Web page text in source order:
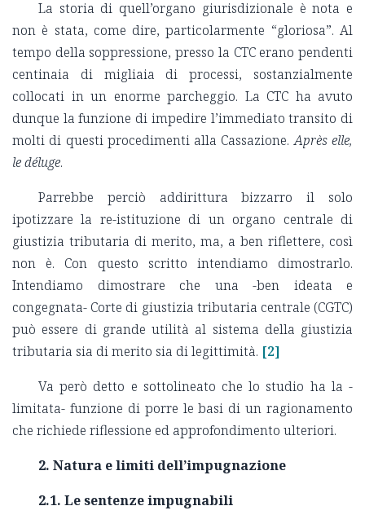
La storia di quell’organo giurisdizionale è nota e
non è stata, come dire, particolarmente “gloriosa”. Al
tempo della soppressione, presso la CTC erano pendenti
centinaia di migliaia di processi, sostanzialmente
collocati in un enorme parcheggio. La CTC ha avuto
dunque la funzione di impedire l’immediato transito di
molti di questi procedimenti alla Cassazione.Après elle,
le déluge.
Parrebbe perciò addirittura bizzarro il solo
ipotizzare la re-istituzione di un organo centrale di
giustizia tributaria di merito, ma, a ben riflettere, così
non è. Con questo scritto intendiamo dimostrarlo.
Intendiamo dimostrare che una -ben ideata e
congegnata- Corte di giustizia tributaria centrale (CGTC)
può essere di grande utilità al sistema della giustizia
tributaria sia di merito sia di legittimità. [2]
Va però detto e sottolineato che lo studio ha la -
limitata- funzione di porre le basi di un ragionamento
che richiede riflessione ed approfondimento ulteriori.
2. Natura e limiti dell’impugnazione
2.1. Le sentenze impugnabili